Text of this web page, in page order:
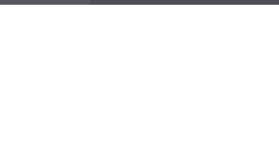
Impressum